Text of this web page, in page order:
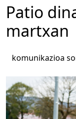
Patio
martxan
komunikazioa